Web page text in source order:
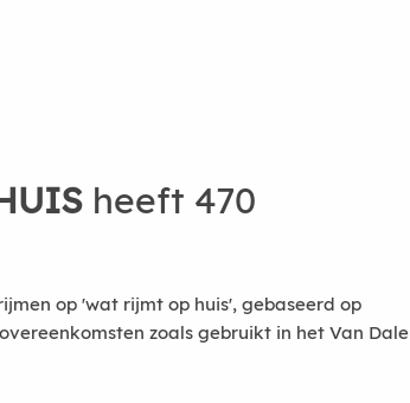
heeft 470
op 'wat rijmt op huis', gebaseerd op
zoals gebruikt in het Van Dale